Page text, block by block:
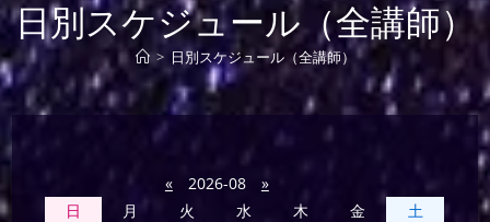
日別スケジュール（全講師）
> 日別スケジュール（全講師）
« 2026-08
»
日
月 火 水 木 金
土